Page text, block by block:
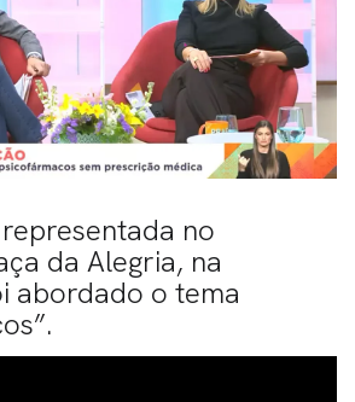
no
da Alegria, na
abordado o tema